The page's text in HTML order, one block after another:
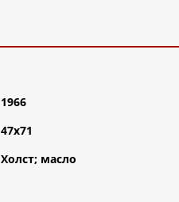
1966
47х71
Холст; масло